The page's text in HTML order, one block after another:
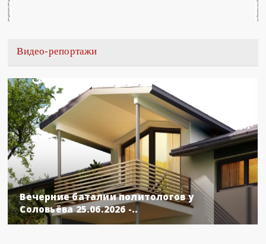
Видео-репортажи
Вечерние баталии политологов у
Соловьёва 25.06.2026 -..